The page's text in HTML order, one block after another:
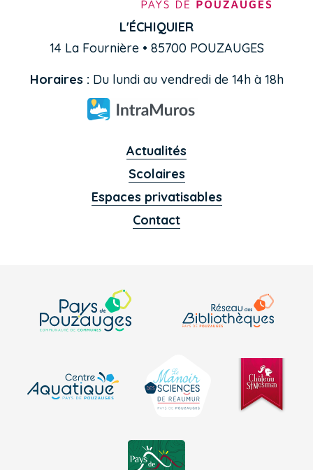
L'ÉCHIQUIER
14 La Fournière • 85700 POUZAUGES
Horaires : Du lundi au vendredi de 14h à 18h
Actualités
Scolaires
Espaces privatisables
Contact